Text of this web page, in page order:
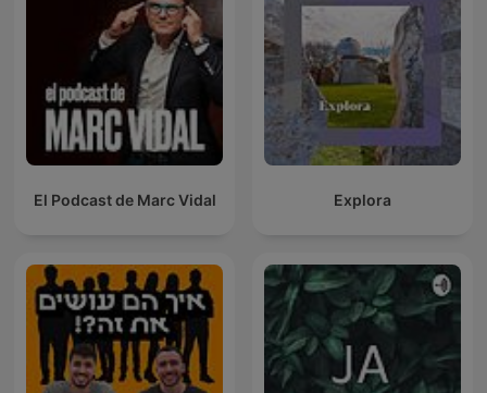
El Podcast de Marc Vidal Explora